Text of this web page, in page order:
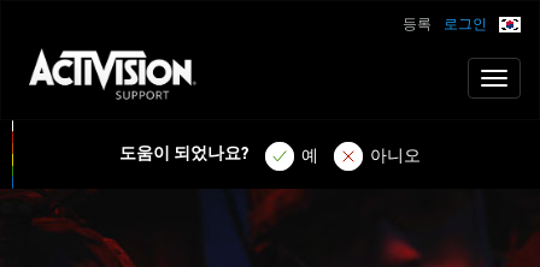
로그인
등록
도움이 되었나요? 예 아니오